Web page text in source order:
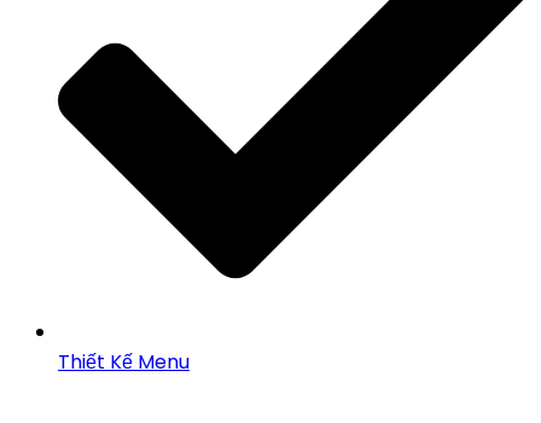
Thiết Kế Menu